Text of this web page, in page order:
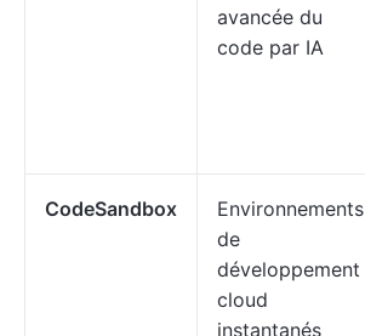
avancée du
code par IA
CodeSandbox
Environnements
de
développement
cloud
instantanés